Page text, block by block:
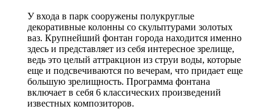
У входа в парк сооружены полукруглые
декоративные колонны со скульптурами золотых
ваз. Крупнейший фонтан города находится именно
здесь и представляет из себя интересное зрелище,
ведь это целый аттракцион из струи воды, которые
еще и подсвечиваются по вечерам, что придает еще
большую зрелищность. Программа фонтана
включает в себя 6 классических произведений
известных композиторов.